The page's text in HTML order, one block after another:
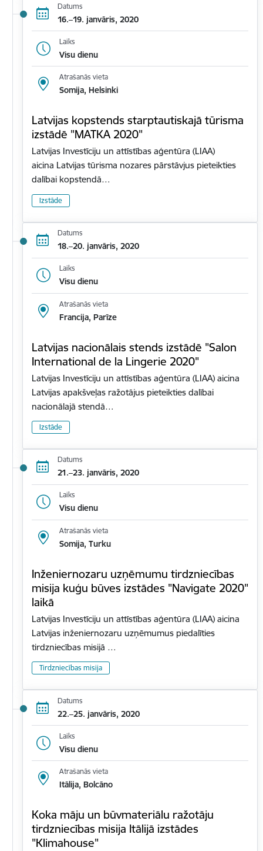
Datums
16.–19. janvāris, 2020
Laiks
Visu dienu
Atrašanās vieta
Somija, Helsinki
Latvijas kopstends starptautiskajā tūrisma
izstādē "MATKA 2020"
Latvijas Investīciju un attīstības aģentūra (LIAA)
aicina Latvijas tūrisma nozares pārstāvjus pieteikties
dalībai kopstendā…
Izstāde
Datums
18.–20. janvāris, 2020
Laiks
Visu dienu
Atrašanās vieta
Francija, Parīze
Latvijas nacionālais stends izstādē "Salon
International de la Lingerie 2020"
Latvijas Investīciju un attīstības aģentūra (LIAA) aicina
Latvijas apakšveļas ražotājus pieteikties dalībai
nacionālajā stendā…
Izstāde
Datums
21.–23. janvāris, 2020
Laiks
Visu dienu
Atrašanās vieta
Somija, Turku
Inženiernozaru uzņēmumu tirdzniecības
misija kuģu būves izstādes "Navigate 2020"
laikā
Latvijas Investīciju un attīstības aģentūra (LIAA) aicina
Latvijas inženiernozaru uzņēmumus piedalīties
tirdzniecības misijā …
Tirdzniecības misija
Datums
22.–25. janvāris, 2020
Laiks
Visu dienu
Atrašanās vieta
Itālija, Bolcāno
Koka māju un būvmateriālu ražotāju
tirdzniecības misija Itālijā izstādes
"Klimahouse"